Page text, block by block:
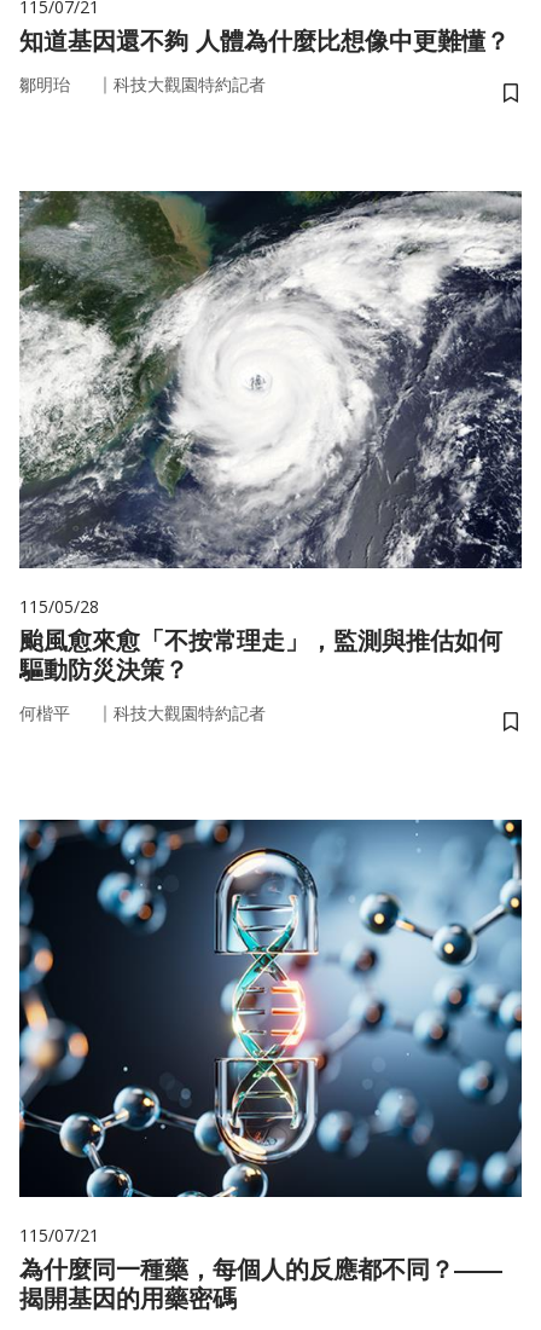
115/07/21
知道基因還不夠 人體為什麼比想像中更難懂？
鄒明珆 ｜ 科技大觀園特約記者
儲
115/05/28
颱風愈來愈「不按常理走」，監測與推估如何
驅動防災決策？
何楷平 ｜ 科技大觀園特約記者
儲
115/07/21
為什麼同一種藥，每個人的反應都不同？——
揭開基因的用藥密碼